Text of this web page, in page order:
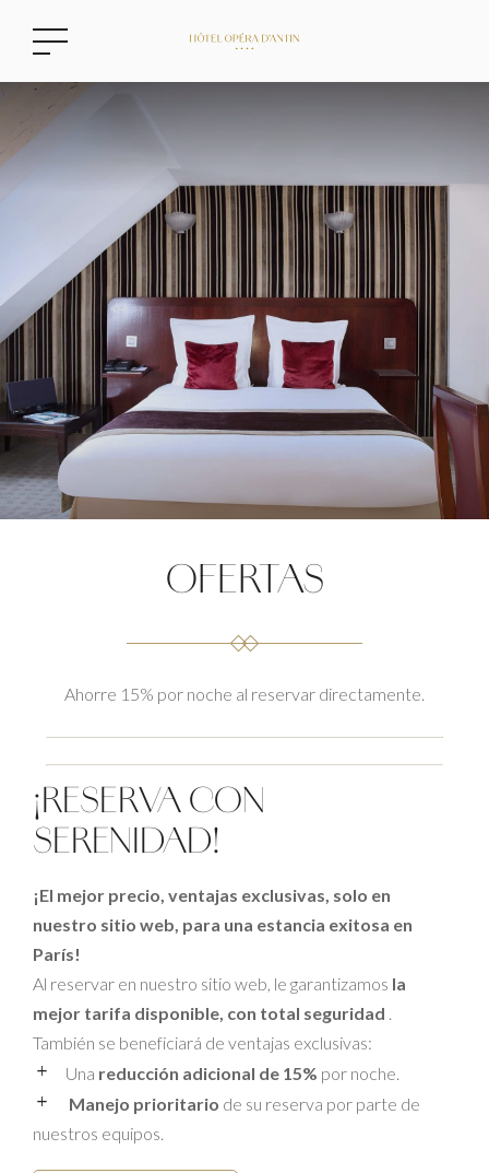
OFERTAS
Ahorre 15% por noche al reservar directamente.
¡RESERVA CON
SERENIDAD!
¡El mejor precio, ventajas exclusivas, solo en
nuestro sitio web, para una estancia exitosa en
París!
Al reservar en nuestro sitio web, le garantizamos la
mejor tarifa disponible, con total seguridad
También se beneficiará de ventajas exclusivas:
Una reducción adicional de 15% por noche.
Manejo prioritario de su reserva por parte de
nuestros equipos.